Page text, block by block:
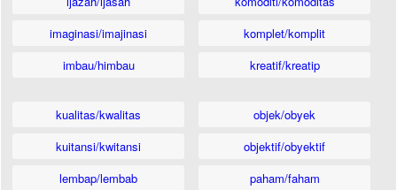
imaginasi/imajinasi
imbau/himbau
komplet/komplit
kreatif/kreatip
kualitas/kwalitas
kuitansi/kwitansi
lembap/lembab
objek/obyek
objektif/obyektif
paham/faham